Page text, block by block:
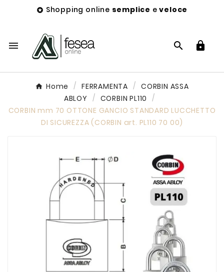
 Shopping online semplice eveloce
  
Home FERRAMENTA
CORBIN ASSA
ABLOY
CORBIN PL110
CORBIN mm 70 OTTONE GANCIO STANDARD LUCCHETTO
DI SICUREZZA (CORBIN art. PL110 70 00)